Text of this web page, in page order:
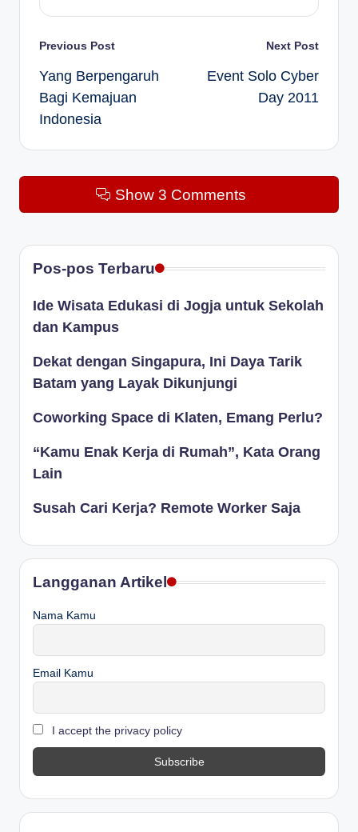
Post
navigation
Previous Post
Yang Berpengaruh
Bagi Kemajuan
Indonesia
Next Post
Event Solo Cyber
Day 2011
Show 3 Comments
Pos-pos Terbaru
Ide Wisata Edukasi di Jogja untuk Sekolah
dan Kampus
Dekat dengan Singapura, Ini Daya Tarik
Batam yang Layak Dikunjungi
Coworking Space di Klaten, Emang Perlu?
“Kamu Enak Kerja di Rumah”, Kata Orang
Lain
Susah Cari Kerja? Remote Worker Saja
Langganan Artikel
Nama Kamu
Email Kamu
I accept the privacy policy